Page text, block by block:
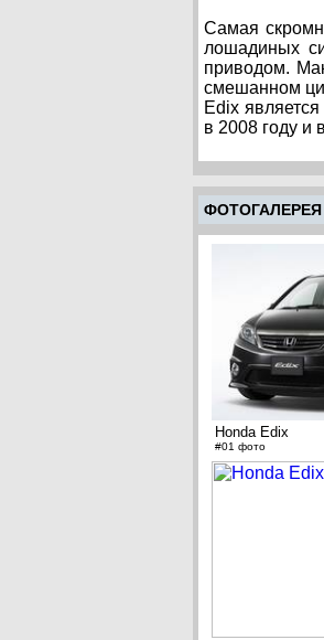
Самая
лошадиных
приводом.
смешанном
Edix
в 2008 году и
ФОТОГАЛЕРЕЯ
Honda Edix
#01 фото